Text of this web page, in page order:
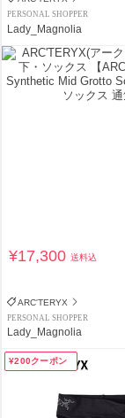
PERSONAL SHOPPER
Lady_Magnolia
¥17,300送料込
ARC'TERYX
PERSONAL SHOPPER
Lady_Magnolia
¥200クーポン